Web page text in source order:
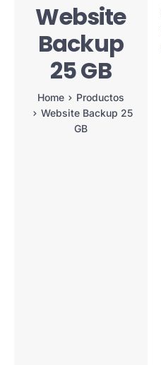
Website
Backup
25 GB
Home
Productos
Website Backup 25
GB